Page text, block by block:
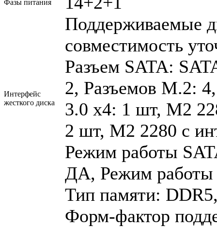
Фазы питания
Интерфейс
жесткого диска
Поддерживаемые
совместимость
Разъем SATA:
2, Разъемов M.2:
3.0 х4: 1 шт, M2
2 шт, M2 2280 с
Режим работы
ДА, Режим работы
Тип памяти:
Форм-фактор